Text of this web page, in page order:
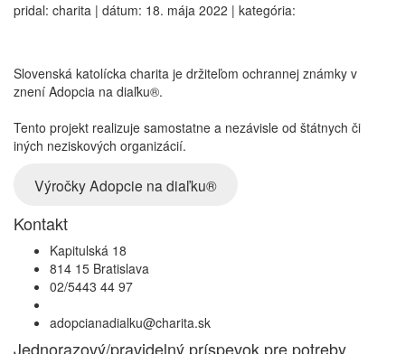
pridal: charita | dátum: 18. mája 2022 | kategória:
Slovenská katolícka charita je držiteľom ochrannej známky v
znení Adopcia na diaľku®.
Tento projekt realizuje samostatne a nezávisle od štátnych či
iných neziskových organizácií.
Výročky Adopcie na diaľku®
Kontakt
Kapitulská 18
814 15 Bratislava
02/5443 44 97
adopcianadialku@charita.sk
Jednorazový/pravidelný príspevok pre potreby